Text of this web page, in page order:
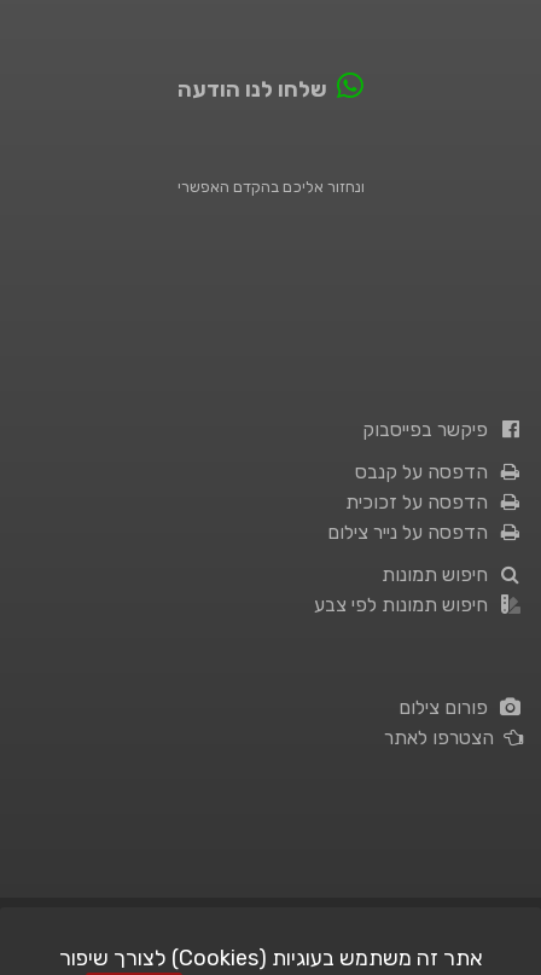
שלחו לנו הודעה
ונחזור אליכם בהקדם האפשרי
פיקשר בפייסבוק
הדפסה על קנבס
הדפסה על זכוכית
הדפסה על נייר צילום
חיפוש תמונות
חיפוש תמונות לפי צבע
פורום צילום
הצטרפו לאתר
אתר זה משתמש בעוגיות (Cookies) לצורך שיפור